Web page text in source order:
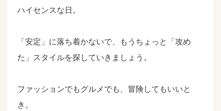
ハイセンスな日。
「安定」に落ち着かないで、もうちょっと「攻め
た」スタイルを探していきましょう。
ファッションでもグルメでも、冒険してもいいと
き。